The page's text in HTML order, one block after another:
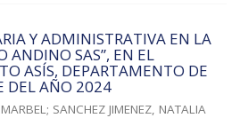
Y ADMINISTRATIVA EN LA
ANDINO SAS”, EN EL
ASÍS, DEPARTAMENTO DE
DEL AÑO 2024
; SANCHEZ JIMENEZ, NATALIA